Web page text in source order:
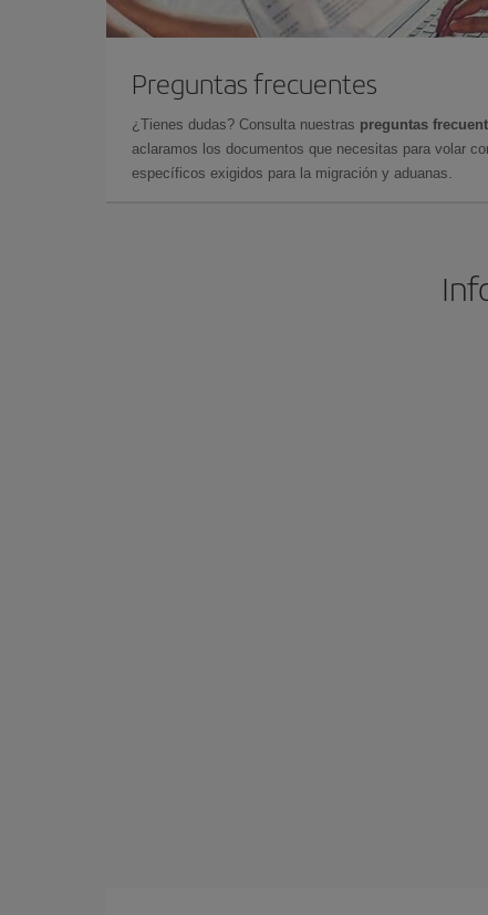
Preguntas frecuentes
¿Tienes dudas? Consulta nuestras preguntas
aclaramos los documentos que necesitas para volar
específicos exigidos para la migración y aduanas.